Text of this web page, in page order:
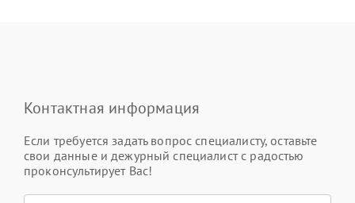
Контактная информация
Если требуется задать вопрос специалисту, оставьте
свои данные и дежурный специалист с радостью
проконсультирует Вас!